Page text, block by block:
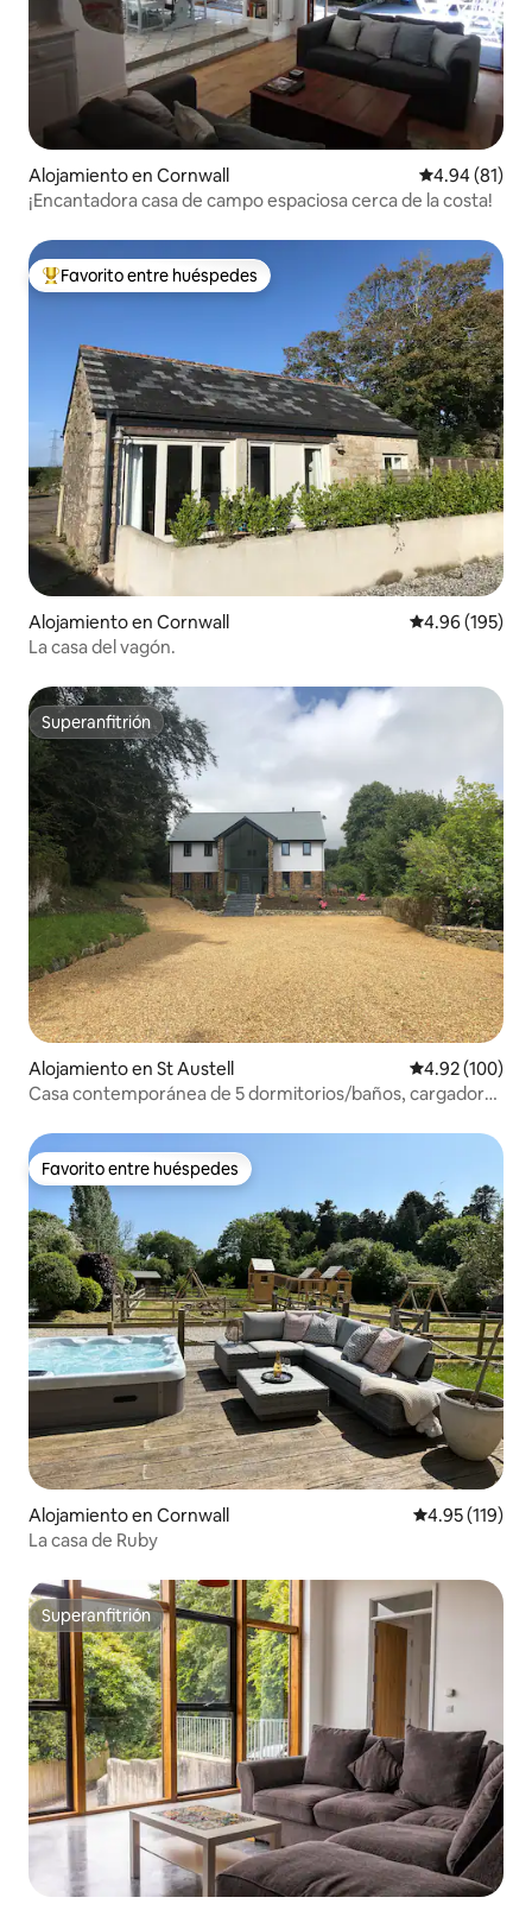
Alojamiento en Cornwall Calificación
4.94 (81)
¡Encantadora casa de campo espaciosa cerca de la costa!
Favorito entre huéspedes preferido
Favorito entre huéspedes
Alojamiento en Cornwall Calificación
4.96 (195)
La casa del vagón.
Superanfitrión
Superanfitrión
Alojamiento en St Austell Calificación
4.92 (100)
Casa contemporánea de 5 dormitorios/baños, cargador
Favorito entre huéspedes
Favorito entre huéspedes
Alojamiento en Cornwall Calificación
4.95 (119)
La casa de Ruby
Superanfitrión
Superanfitrión